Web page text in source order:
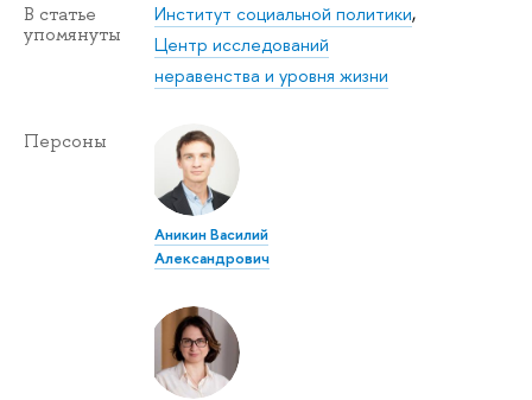
В статье
упомянуты
Институт социальной политики,
Центр исследований
неравенства и уровня жизни
Персоны
Аникин Василий
Александрович